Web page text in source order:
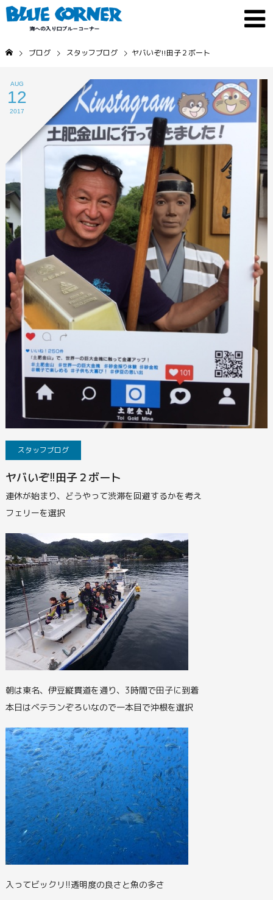
ブログ スタッフブログ ヤバいぞ!!田子２ボート
AUG
12
2017
スタッフブログ
ヤバいぞ!!田子２ボート
連休が始まり、どうやって渋滞を回避するかを考え
フェリーを選択
朝は東名、伊豆縦貫道を通り、3時間で田子に到着
本日はベテランぞろいなので一本目で沖根を選択
入ってビックリ!!透明度の良さと魚の多さ